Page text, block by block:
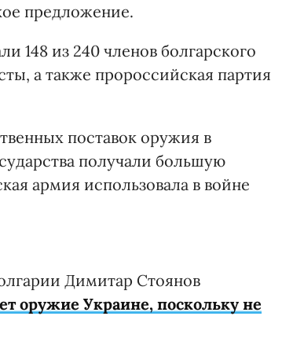
предложение.
148 из 240 членов болгарского
а также пророссийская партия
поставок оружия в
получали большую
армия использовала в войне
Димитар Стоянов
оружие Украине, поскольку не